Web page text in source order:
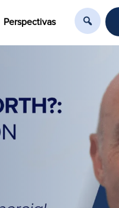
Perspectivas